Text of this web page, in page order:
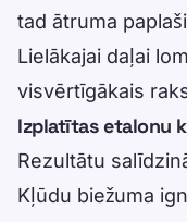
tad ātruma
Lielākajai daļai
visvērtīgākais
Izplatītas etalonu
Rezultātu
Kļūdu biežuma